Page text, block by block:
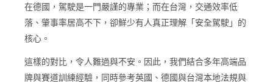
在德國，駕駛是一門嚴謹的專業； 而在台灣，交通效率低
落、肇事率居高不下， 卻鮮少有人真正理解「安全駕駛」的
核心。
這樣的對比，令人難過與不安。因此，我們結合多年高端品
牌與賽道訓練經驗，同時參考英國、德國與台灣本地法規與